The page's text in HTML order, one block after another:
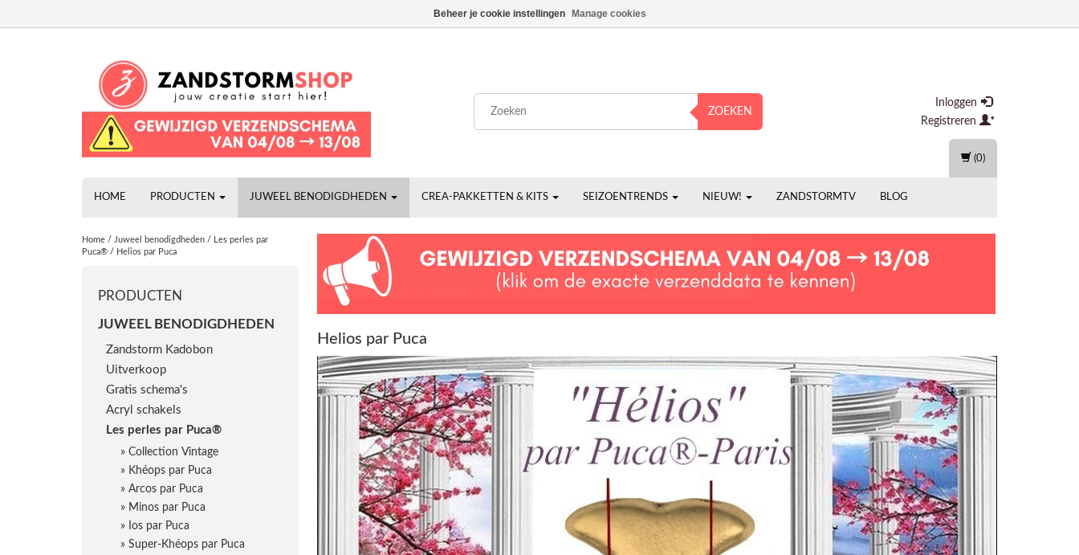
ZOEKEN
Inloggen
Registreren
HOME PRODUCTEN JUWEEL BENODIGDHEDEN CREA-PAKKETTEN & KITS SEIZOENTRENDS NIEUW! ZANDSTORMTV BLOG
(0)
Home / Juweel benodigdheden /
Les perles par
Puca® / Helios par Puca
PRODUCTEN
JUWEEL BENODIGDHEDEN
Zandstorm Kadobon
Uitverkoop
Gratis schema's
Acryl schakels
Les perles par Puca®
» Collection Vintage
» Khéops par Puca
» Arcos par Puca
» Minos par Puca
» Ios par Puca
» Super-Khéops par Puca
Helios par Puca
Beheer je cookie instellingen Manage cookies